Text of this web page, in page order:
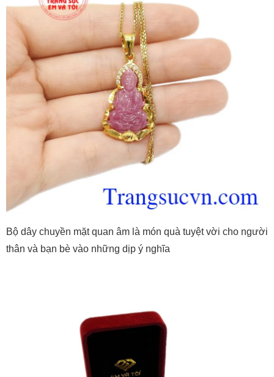
Bộ dây chuyền mặt quan âm là món quà tuyệt vời cho người
thân và bạn bè vào những dịp ý nghĩa